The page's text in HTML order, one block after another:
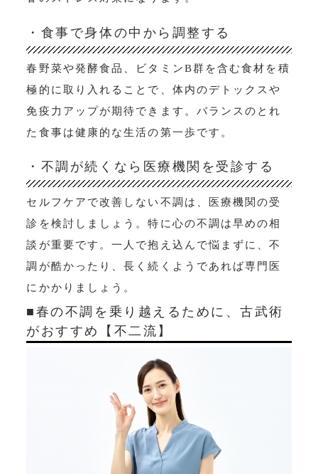
・食事で身体の中から調整する
春野菜や発酵食品、ビタミンB群を含む食材を積
極的に取り入れることで、体内のデトックスや
免疫力アップが期待できます。バランスのとれ
た食事は健康的な生活の第一歩です。
・不調が続くなら医療機関を受診する
セルフケアで改善しない不調は、医療機関の受
診を検討しましょう。特に心の不調は早めの相
談が重要です。一人で抱え込んで悩まずに、不
調が酷かったり、長く続くようであれば専門医
にかかりましょう。
■春の不調を乗り越えるために、古武術
がおすすめ【不二流】